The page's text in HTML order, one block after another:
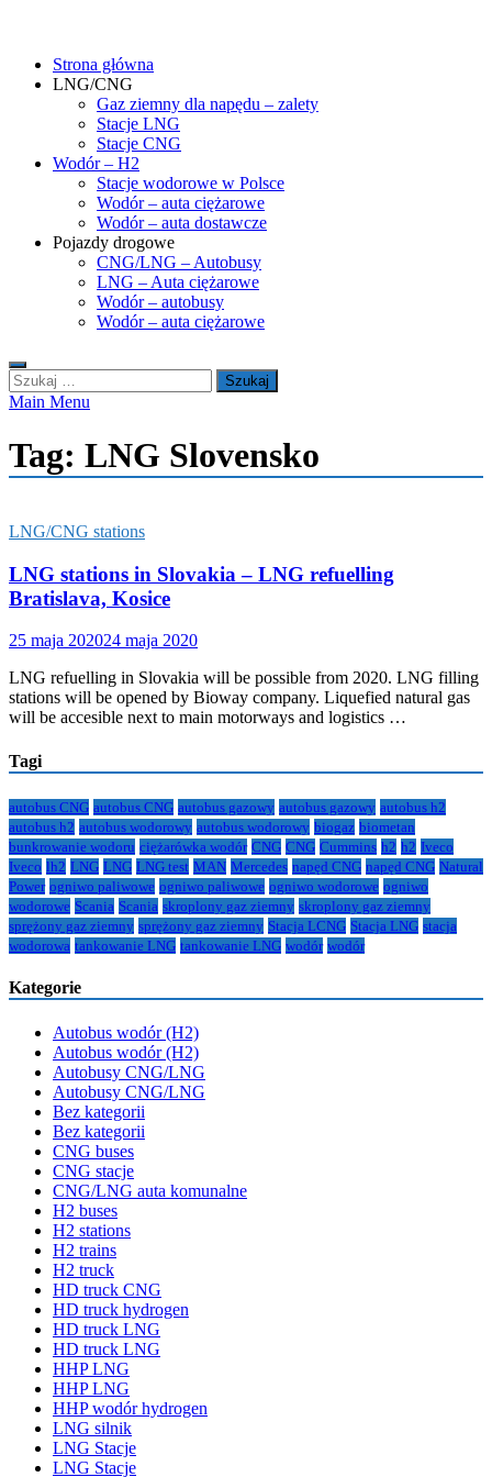
content
(wodór). Opisy pojazdów, tankowanie gazu ziemnego i wodoru,
rynek paliw gazowych, analizy.
Strona główna
LNG/CNG
Gaz ziemny dla napędu – zalety
Stacje LNG
Stacje CNG
Wodór – H2
Stacje wodorowe w Polsce
Wodór – auta ciężarowe
Wodór – auta dostawcze
Pojazdy drogowe
CNG/LNG – Autobusy
LNG – Auta ciężarowe
Wodór – autobusy
Wodór – auta ciężarowe
Szukaj:
Main Menu
Tag: LNG Slovensko
LNG/CNG stations
LNG stations in Slovakia – LNG refuelling
Bratislava, Kosice
25 maja 202024 maja 2020
LNG refuelling in Slovakia will be possible from 2020. LNG filling
stations will be opened by Bioway company. Liquefied natural gas
will be accesible next to main motorways and logistics …
Tagi
autobus CNG autobus CNG autobus gazowy autobus gazowy autobus h2
autobus h2 autobus wodorowy autobus wodorowy biogaz biometan
bunkrowanie wodoru ciężarówka wodór CNG CNG Cummins h2 h2 Iveco
Iveco lh2 LNG LNG LNG test MAN Mercedes napęd CNG napęd CNG Natural
Power ogniwo paliwowe ogniwo paliwowe ogniwo wodorowe ogniwo
wodorowe Scania Scania skroplony gaz ziemny skroplony gaz ziemny
sprężony gaz ziemny sprężony gaz ziemny Stacja LCNG Stacja LNG stacja
wodorowa tankowanie LNG tankowanie LNG wodór wodór
Kategorie
Autobus wodór (H2)
Autobus wodór (H2)
Autobusy CNG/LNG
Autobusy CNG/LNG
Bez kategorii
Bez kategorii
CNG buses
CNG stacje
CNG/LNG auta komunalne
H2 buses
H2 stations
H2 trains
H2 truck
HD truck CNG
HD truck hydrogen
HD truck LNG
HD truck LNG
HHP LNG
HHP LNG
HHP wodór hydrogen
LNG silnik
LNG Stacje
LNG Stacje